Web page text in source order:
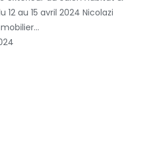
au 15 avril 2024 Nicolazi